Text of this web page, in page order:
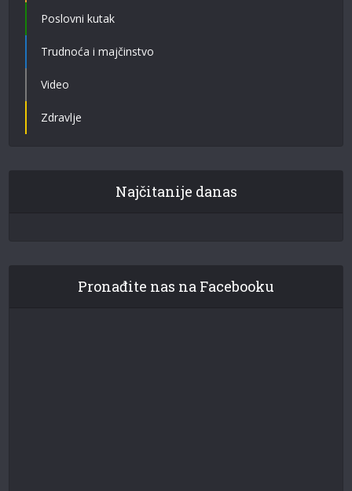
Poslovni kutak
Trudnoća i majčinstvo
Video
Zdravlje
Najčitanije danas
Pronađite nas na Facebooku